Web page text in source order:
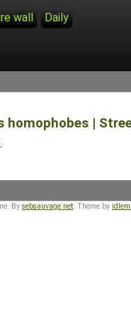
wall Daily
homophobes |
By sebsauvage.net. Theme by